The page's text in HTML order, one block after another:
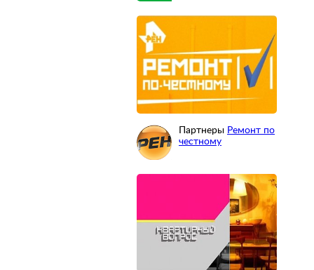
Партнеры Ремонт по
честному